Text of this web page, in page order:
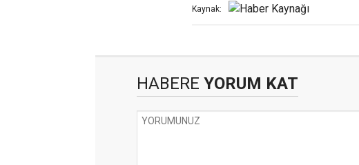
Kaynak:
HABERE YORUM KAT